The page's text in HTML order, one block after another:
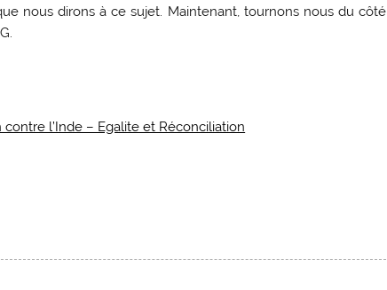
nous dirons à ce sujet. Maintenant, tournons nous du côté
l’Inde – Egalite et Réconciliation